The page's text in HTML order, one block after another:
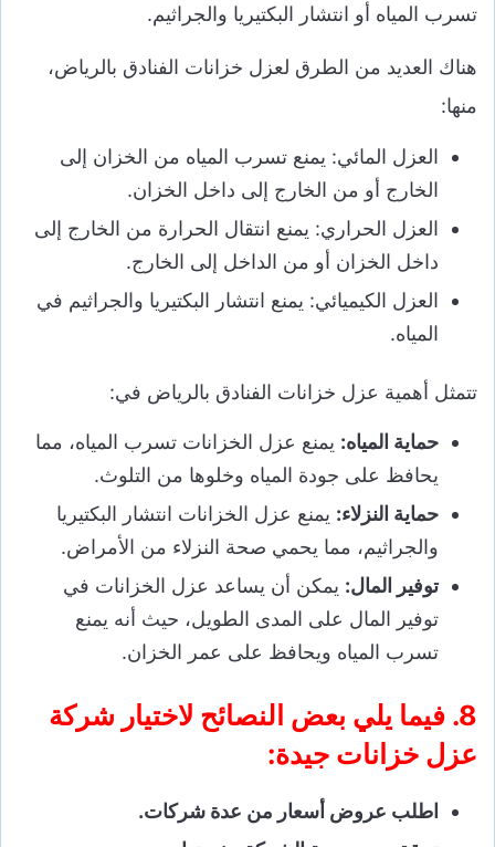
تسرب المياه أو انتشار البكتيريا والجراثيم.
هناك العديد من الطرق لعزل خزانات الفنادق بالرياض،
منها:
العزل المائي: يمنع تسرب المياه من الخزان إلى
الخارج أو من الخارج إلى داخل الخزان.
العزل الحراري: يمنع انتقال الحرارة من الخارج إلى
داخل الخزان أو من الداخل إلى الخارج.
العزل الكيميائي: يمنع انتشار البكتيريا والجراثيم في
المياه.
تتمثل أهمية عزل خزانات الفنادق بالرياض في:
حماية المياه: يمنع عزل الخزانات تسرب المياه، مما
يحافظ على جودة المياه وخلوها من التلوث.
حماية النزلاء: يمنع عزل الخزانات انتشار البكتيريا
والجراثيم، مما يحمي صحة النزلاء من الأمراض.
توفير المال: يمكن أن يساعد عزل الخزانات في
توفير المال على المدى الطويل، حيث أنه يمنع
تسرب المياه ويحافظ على عمر الخزان.
8. فيما يلي بعض النصائح لاختيار شركة
عزل خزانات جيدة:
اطلب عروض أسعار من عدة شركات.